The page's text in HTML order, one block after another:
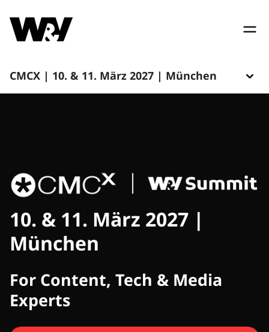
CMCX | 10. & 11. März 2027 | München
CMCX
10. & 11. März 2027 |
München
For Content, Tech & Media
Experts